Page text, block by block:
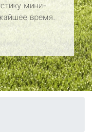
мини-
время.